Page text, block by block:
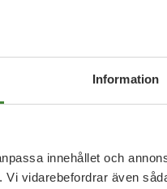
Information
innehållet och
vidarebefordrar även
in/direktbussar-